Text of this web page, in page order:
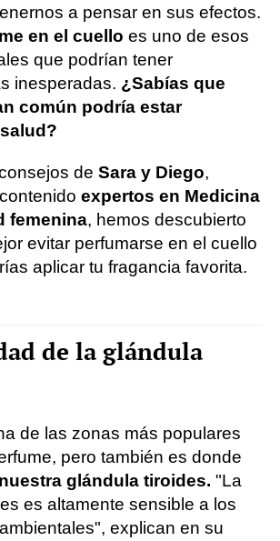
a pensar en sus efectos.
en el cuello es uno de esos
que podrían tener
inesperadas. ¿Sabías que
común podría estar
de Sara y Diego,
expertos en Medicina
femenina, hemos descubierto
evitar perfumarse en el cuello
aplicar tu fragancia favorita.
de la glándula
de las zonas más populares
pero también es donde
nuestra glándula tiroides. "La
es altamente sensible a los
explican en su